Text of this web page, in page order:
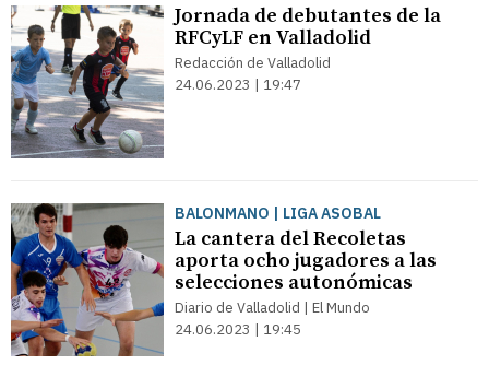
Jornada de debutantes de la
RFCyLF en Valladolid
Redacción de Valladolid
24.06.2023 | 19:47
BALONMANO | LIGA ASOBAL
La cantera del Recoletas
aporta ocho jugadores a las
selecciones autonómicas
Diario de Valladolid | El Mundo
24.06.2023 | 19:45